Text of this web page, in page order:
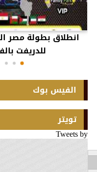
انطلاق بطولة مصر
للدريفت
الفيس بوك
تويتر
Tweets by